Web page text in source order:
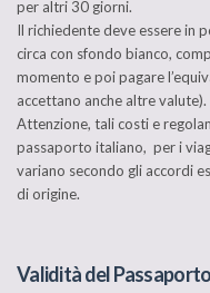
per altri 30 giorni.
Il richiedente deve essere in
circa con sfondo bianco,
momento e poi pagare
accettano anche altre valute).
Attenzione, tali costi e
passaporto italiano, per i
variano secondo gli accordi
di origine.
Validità del Passaporto